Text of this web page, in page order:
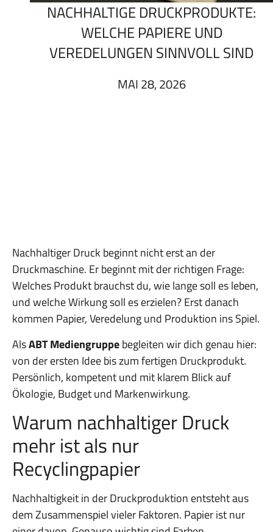
NACHHALTIGE DRUCKPRODUKTE:
WELCHE PAPIERE UND
VEREDELUNGEN SINNVOLL SIND
MAI 28, 2026
Nachhaltiger Druck beginnt nicht erst an der
Druckmaschine. Er beginnt mit der richtigen Frage:
Welches Produkt brauchst du, wie lange soll es leben,
und welche Wirkung soll es erzielen? Erst danach
kommen Papier, Veredelung und Produktion ins Spiel.
AlsABT Mediengruppebegleiten wir dich genau hier:
von der ersten Idee bis zum fertigen Druckprodukt.
Persönlich, kompetent und mit klarem Blick auf
Ökologie, Budget und Markenwirkung.
Warum nachhaltiger Druck
mehr ist als nur
Recyclingpapier
Nachhaltigkeit in der Druckproduktion entsteht aus
dem Zusammenspiel vieler Faktoren. Papier ist nur